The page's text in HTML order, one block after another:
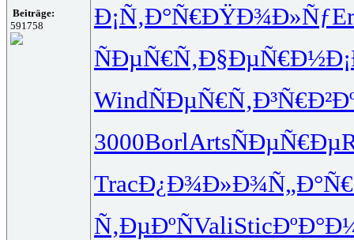
Beiträge:
591758
Ð¡Ñ‚Ð°Ñ€ÐŸÐ¾Ð»Ñƒ
ÑÐµÑ€Ñ‚Ð§ÐµÑ€Ð½
WindÑÐµÑ€Ñ‚
3000BorlArtsÑÐµÑ€Ðµ
TracÐ¿Ð¾Ð»Ð¾
Ñ‚ÐµÐºÑValiStic